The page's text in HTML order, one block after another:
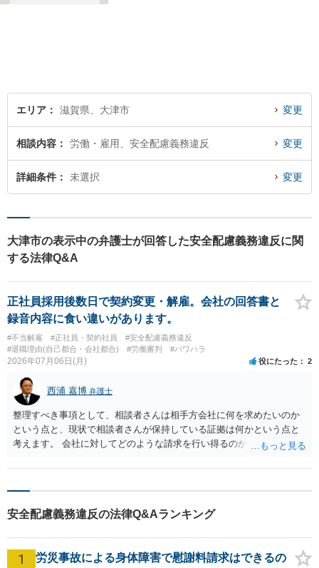
エリア 滋賀県、大津市 変更
相談内容 労働・雇用、安全配慮義務違反 変更
詳細条件 未選択 変更
大津市の表示中の弁護士が回答した安全配慮義務違反に関
する法律Q&A
正社員採用後数日で契約変更・解雇。会社の回答書と
録音内容に食い違いがあります。
#不当解雇 #正社員・契約社員
#安全配慮義務違反
#退職理由(自己都合・会社都合)
#労働審判 #パワハラ
2026年07月06日(月) 役にたった 2
西浦 嘉博 弁護士
整理すべき事項として、相談者さんは相手方会社に何を求めたいのか
という点と、現状で相談者さんが保持している証拠は何かという点と
考えます。 会社に対してどのような請求を行い得るのか、また、どう
事務所での相談を検討いただければと思われます。 上記、ご参考くだ
安全配慮義務違反の法律Q&Aランキング
1
労災事故による身体障害で慰謝料請求はできるの